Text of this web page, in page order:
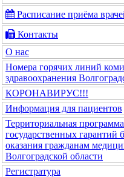
Расписание приёма
Контакты
О нас
Номера горячих линий
здравоохранения
КОРОНАВИРУС!!!
Информация для пациентов
Территориальная программа
государственных гарантий
оказания гражданам
Волгоградской области
Регистратура